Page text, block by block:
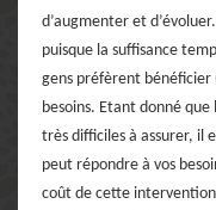
d’augmenter et
puisque la suffisance
gens préfèrent bénéficier
besoins. Etant donné
très difficiles à assurer, il
peut répondre à vos
coût de cette